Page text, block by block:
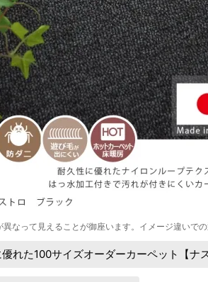
なって見えることが御座います。イメージ違いで
れた100サイズオーダーカーペット【ナ